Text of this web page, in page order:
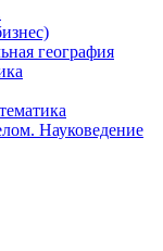
география
Науковедение